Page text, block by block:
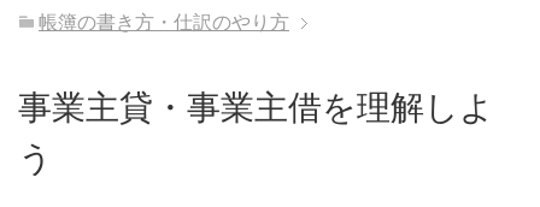
帳簿の書き方・仕訳のやり方
事業主貸・事業主借を理解しよ
う